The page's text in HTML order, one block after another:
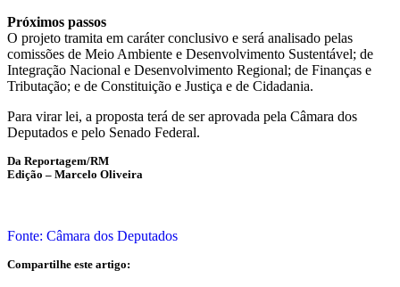
Próximos passos
O projeto tramita em caráter conclusivo e será analisado pelas
comissões de Meio Ambiente e Desenvolvimento Sustentável; de
Integração Nacional e Desenvolvimento Regional; de Finanças e
Tributação; e de Constituição e Justiça e de Cidadania.
Para virar lei, a proposta terá de ser aprovada pela Câmara dos
Deputados e pelo Senado Federal.
Da Reportagem/RM
Edição – Marcelo Oliveira
Fonte: Câmara dos Deputados
Compartilhe este artigo: